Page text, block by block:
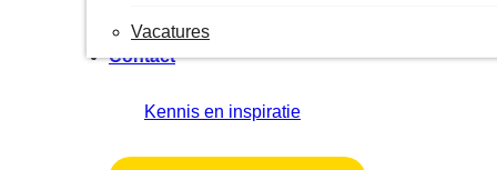
Vacatures
Contact
Kennis en inspiratie